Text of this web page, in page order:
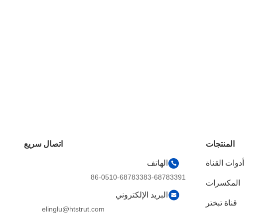
المنتجات
أدوات القناة
المكسرات
قناة تبختر
اتصال سريع
الهاتف
86-0510-68783383-68783391
البريد الإلكتروني
elinglu@htstrut.com